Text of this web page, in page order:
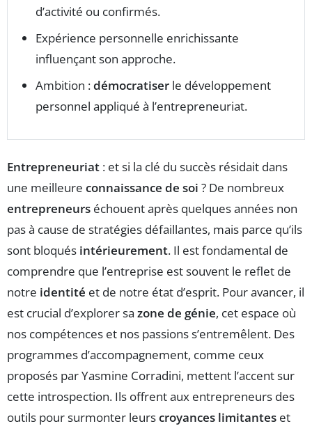
d’activité ou confirmés.
Expérience personnelle enrichissante
influençant son approche.
Ambition :démocratiser le développement
personnel appliqué à l’entrepreneuriat.
Entrepreneuriat : et si la clé du succès résidait dans
une meilleure connaissance de soi ? De nombreux
entrepreneurs échouent après quelques années non
pas à cause de stratégies défaillantes, mais parce qu’ils
sont bloqués intérieurement. Il est fondamental de
comprendre que l’entreprise est souvent le reflet de
notre identité et de notre état d’esprit. Pour avancer, il
est crucial d’explorer sa zone de génie, cet espace où
nos compétences et nos passions s’entremêlent. Des
programmes d’accompagnement, comme ceux
proposés par Yasmine Corradini, mettent l’accent sur
cette introspection. Ils offrent aux entrepreneurs des
outils pour surmonter leurscroyances limitantes et